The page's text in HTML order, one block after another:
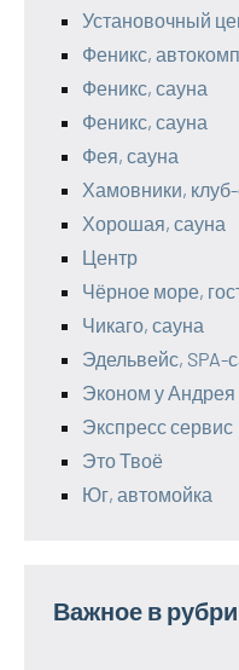
Установочный
Феникс,
Феникс, сауна
Феникс, сауна
Фея, сауна
Хамовники,
Хорошая, сауна
Центр
Чёрное море,
Чикаго, сауна
Эдельвейс, SPA-
Эконом у Андрея
Экспресс сервис
Это Твоё
Юг, автомойка
Важное в